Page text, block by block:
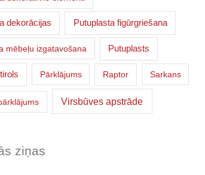
dekorācijas Putuplasta figūrgriešana
mēbeļu izgatavošana Putuplasts
Pārklājums Raptor Sarkans
Virsbūves apstrāde
ziņas